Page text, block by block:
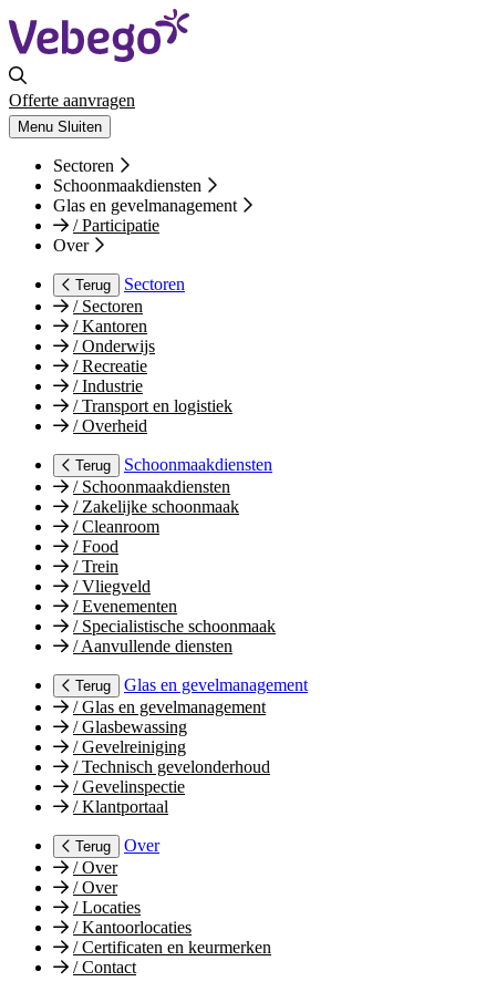
Offerte aanvragen
Menu Sluiten
Sectoren
Schoonmaakdiensten
Glas en gevelmanagement
/Participatie
Over
Terug
Sectoren
/Sectoren
/Kantoren
/Onderwijs
/Recreatie
/Industrie
/Transport en logistiek
/Overheid
Terug
Schoonmaakdiensten
/Schoonmaakdiensten
/Zakelijke schoonmaak
/Cleanroom
/Food
/Trein
/Vliegveld
/Evenementen
/Specialistische schoonmaak
/Aanvullende diensten
Terug
Glas en gevelmanagement
/Glas en gevelmanagement
/Glasbewassing
/Gevelreiniging
/Technisch gevelonderhoud
/Gevelinspectie
/Klantportaal
Terug
Over
/Over
/Over
/Locaties
/Kantoorlocaties
/Certificaten en keurmerken
/Contact